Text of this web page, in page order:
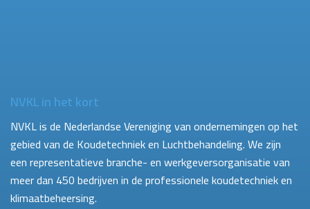
NVKL in het kort
NVKL is de Nederlandse Vereniging van ondernemingen op het
gebied van de Koudetechniek en Luchtbehandeling. We zijn
een representatieve branche- en werkgeversorganisatie van
meer dan 450 bedrijven in de professionele koudetechniek en
klimaatbeheersing.